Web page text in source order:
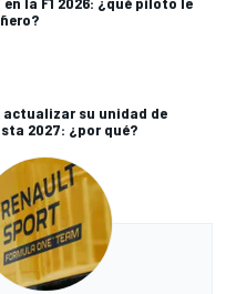
actualizar su unidad de
2027: ¿por qué?